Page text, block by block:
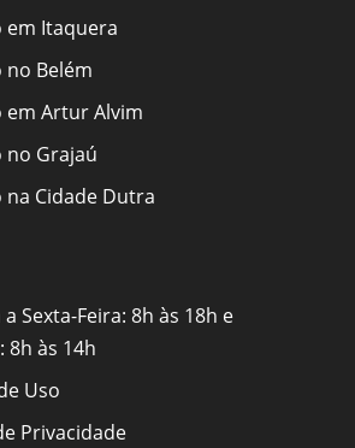
em Itaquera
no Belém
em Artur Alvim
no Grajaú
na Cidade Dutra
Sexta-Feira: 8h às 18h e
8h às 14h
Uso
Privacidade